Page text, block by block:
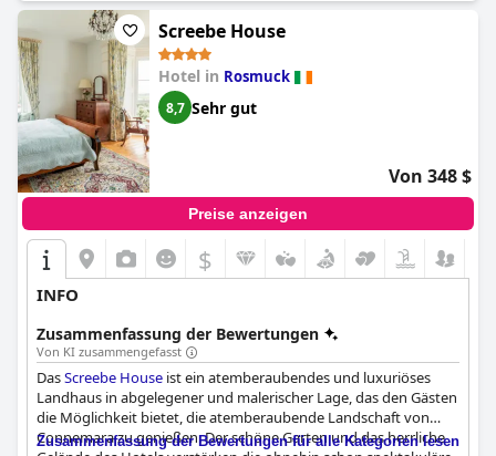
Screebe House
Hotel in Rosmuck
8,7 Sehr gut
Von 348 $
Preise anzeigen
$
INFO
Zusammenfassung der Bewertungen
Von KI zusammengefasst
DasScreebe House ist ein atemberaubendes und luxuriöses
Landhaus in abgelegener und malerischer Lage, das den Gästen
die Möglichkeit bietet, die atemberaubende Landschaft von
Connemara zu genießen. Der schöne Garten und das herrliche
Zusammenfassung der Bewertungen für alle Kategorien lesen